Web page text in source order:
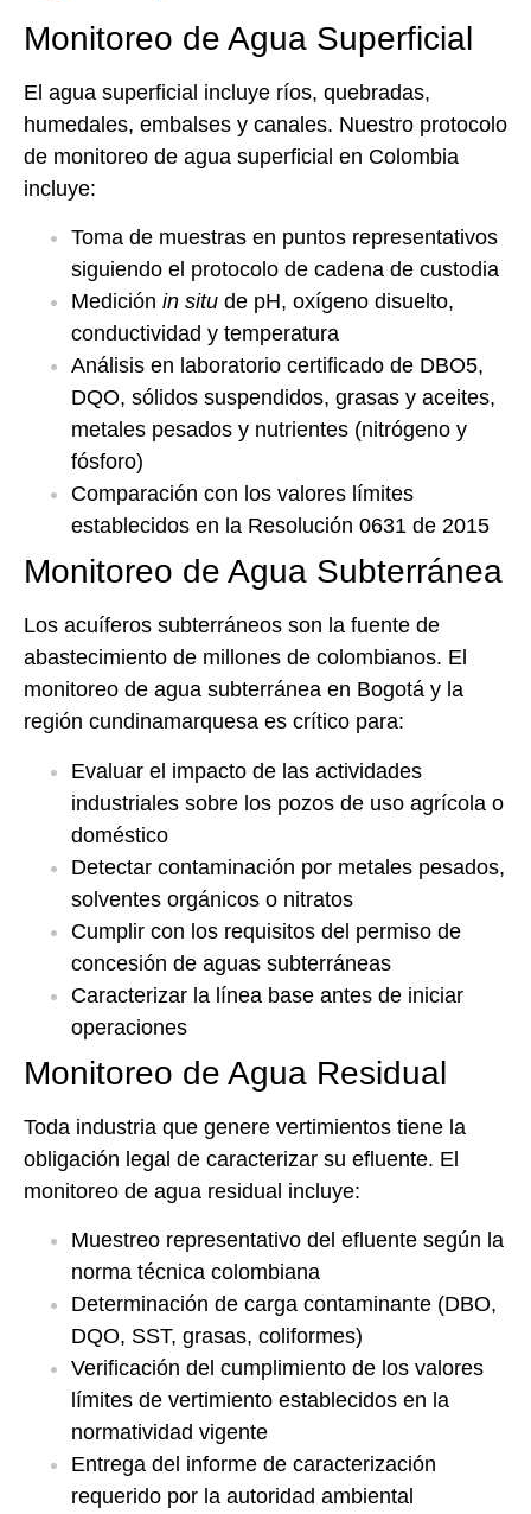
Monitoreo de Agua Superficial
El agua superficial incluye ríos, quebradas,
humedales, embalses y canales. Nuestro protocolo
de monitoreo de agua superficial en Colombia
incluye:
Toma de muestras en puntos representativos
siguiendo el protocolo de cadena de custodia
Medición in situ de pH, oxígeno disuelto,
conductividad y temperatura
Análisis en laboratorio certificado de DBO5,
DQO, sólidos suspendidos, grasas y aceites,
metales pesados y nutrientes (nitrógeno y
fósforo)
Comparación con los valores límites
establecidos en la Resolución 0631 de 2015
Monitoreo de Agua Subterránea
Los acuíferos subterráneos son la fuente de
abastecimiento de millones de colombianos. El
monitoreo de agua subterránea en Bogotá y la
región cundinamarquesa es crítico para:
Evaluar el impacto de las actividades
industriales sobre los pozos de uso agrícola o
doméstico
Detectar contaminación por metales pesados,
solventes orgánicos o nitratos
Cumplir con los requisitos del permiso de
concesión de aguas subterráneas
Caracterizar la línea base antes de iniciar
operaciones
Monitoreo de Agua Residual
Toda industria que genere vertimientos tiene la
obligación legal de caracterizar su efluente. El
monitoreo de agua residual incluye:
Muestreo representativo del efluente según la
norma técnica colombiana
Determinación de carga contaminante (DBO,
DQO, SST, grasas, coliformes)
Verificación del cumplimiento de los valores
límites de vertimiento establecidos en la
normatividad vigente
Entrega del informe de caracterización
requerido por la autoridad ambiental